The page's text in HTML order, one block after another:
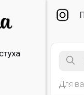
Для